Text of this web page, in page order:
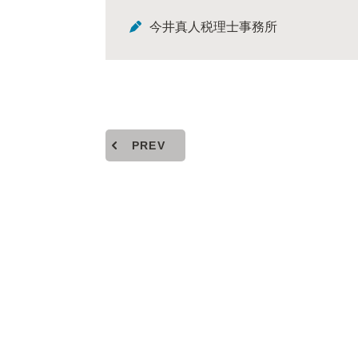
今井真人税理士事務所
PREV